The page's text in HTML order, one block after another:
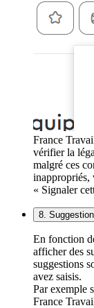
France
vérifier la
malgré ces
inappropriés,
« Signaler
8.
En fonction
afficher des
suggestions
avez saisis.
Par exemple
France